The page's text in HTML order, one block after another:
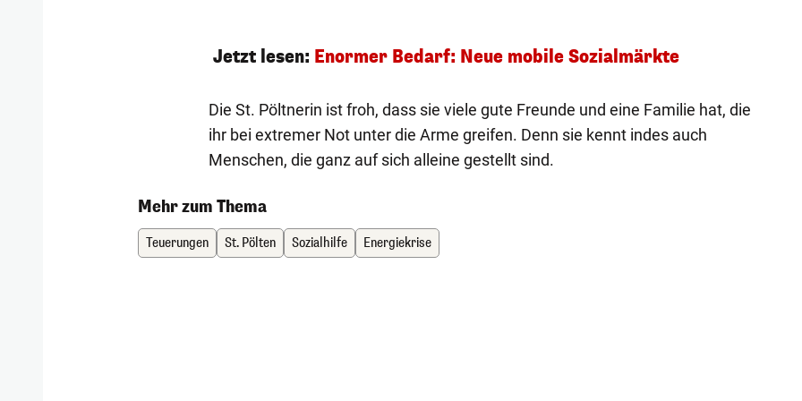
Jetzt lesen: Enormer Bedarf: Neue mobile Sozialmärkte
Die St. Pöltnerin ist froh, dass sie viele gute Freunde und eine Familie hat, die
ihr bei extremer Not unter die Arme greifen. Denn sie kennt indes auch
Menschen, die ganz auf sich alleine gestellt sind.
Mehr zum Thema
Teuerungen St. Pölten Sozialhilfe Energiekrise